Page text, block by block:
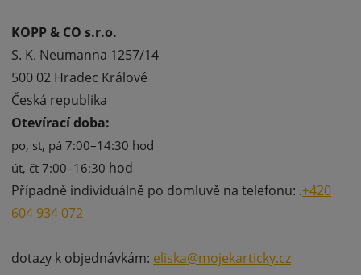
KOPP & CO s.r.o.
S. K. Neumanna 1257/14
500 02 Hradec Králové
Česká republika
Otevírací doba:
po, st, pá 7:00–14:30 hod
út, čt 7:00–16:30 hod
Případně individuálně po domluvě na telefonu: .+420
604 934 072
dotazy k objednávkám: eliska@mojekarticky.cz